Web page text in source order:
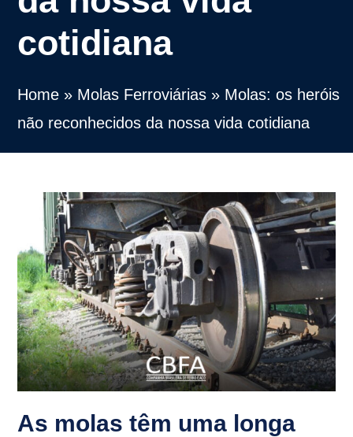
cotidiana
Home » Molas Ferroviárias » Molas: os heróis
não reconhecidos da nossa vida cotidiana
As molas têm uma longa